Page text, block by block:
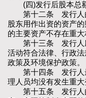
(四)发行后股本总额
第十二条 发行人的
股东用作出资的资产
的主要资产不存在重大
第十三条 发行人应
活动符合法律、行政
政策及环境保护政策。
第十四条 发行人最
理人员均没有发生重大
第十五条 发行人的